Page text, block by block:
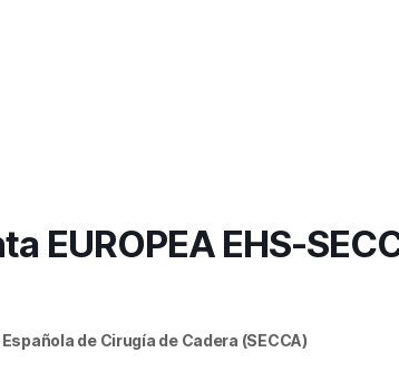
EUROPEA EHS-
de Cirugía de Cadera (SECCA)